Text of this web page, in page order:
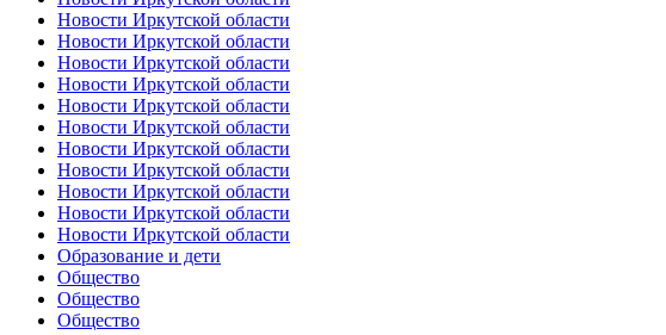
Новости Иркутской области
Новости Иркутской области
Новости Иркутской области
Новости Иркутской области
Новости Иркутской области
Новости Иркутской области
Новости Иркутской области
Новости Иркутской области
Новости Иркутской области
Новости Иркутской области
Новости Иркутской области
Образование и дети
Общество
Общество
Общество